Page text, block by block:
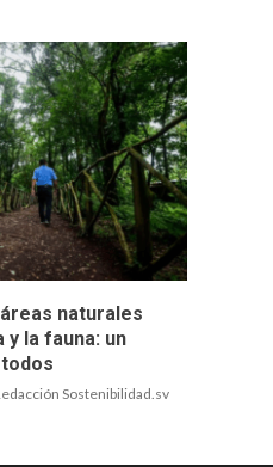
naturales
y la fauna: un
Sostenibilidad.sv